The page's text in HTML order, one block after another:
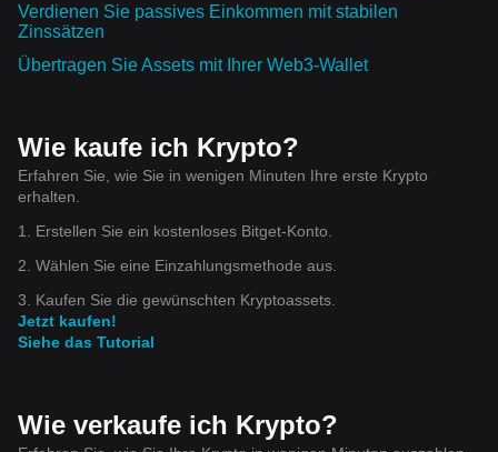
Verdienen Sie passives Einkommen mit stabilen
Zinssätzen
Übertragen Sie Assets mit Ihrer Web3-Wallet
Wie kaufe ich Krypto?
Erfahren Sie, wie Sie in wenigen Minuten Ihre erste Krypto
erhalten.
1. Erstellen Sie ein kostenloses Bitget-Konto.
2. Wählen Sie eine Einzahlungsmethode aus.
3. Kaufen Sie die gewünschten Kryptoassets.
Jetzt kaufen!
Siehe das Tutorial
Wie verkaufe ich Krypto?